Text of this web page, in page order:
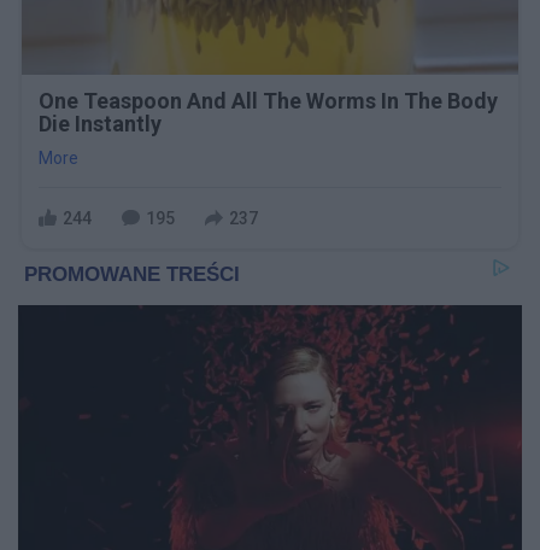
One Teaspoon And All The Worms In The Body
Die Instantly
More
244 195 237